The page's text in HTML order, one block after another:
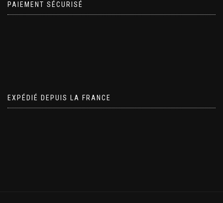
PAIEMENT SÉCURISÉ
EXPÉDIÉ DEPUIS LA FRANCE